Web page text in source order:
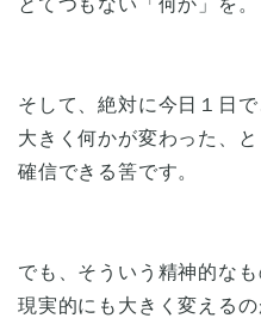
そして、絶対に今日１日で
大きく何かが変わった、と
確信できる筈です。
でも、そういう精神的なも
現実的にも大きく変えるの